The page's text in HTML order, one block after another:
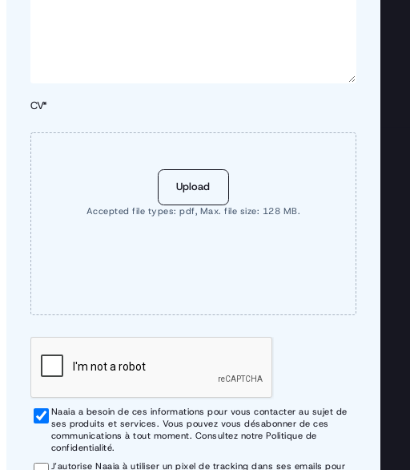
CV
Accepted file types: pdf, Max. file size: 128 MB.
rgpdNaaia a besoin de ces informations pour vous contacter au sujet de
ses produits et services. Vous pouvez vous désabonner de ces
communications à tout moment. Consultez notre Politique de
confidentialité.
J’autorise Naaia à utiliser un pixel de tracking dans ses emails pour